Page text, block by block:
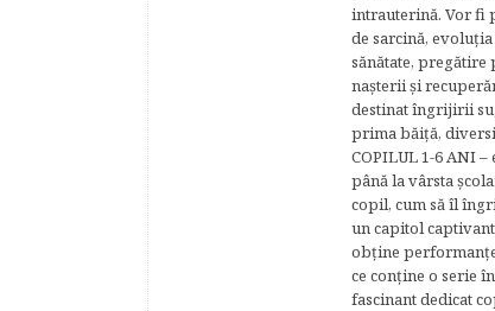
intrauterină. Vor fi
de sarcină,
sănătate, pregătire
naşterii şi
destinat îngrijirii
prima băiţă,
COPILUL 1-6 ANI
până la vârsta
copil, cum să îl
un capitol
obţine
ce conţine o serie
fascinant dedicat